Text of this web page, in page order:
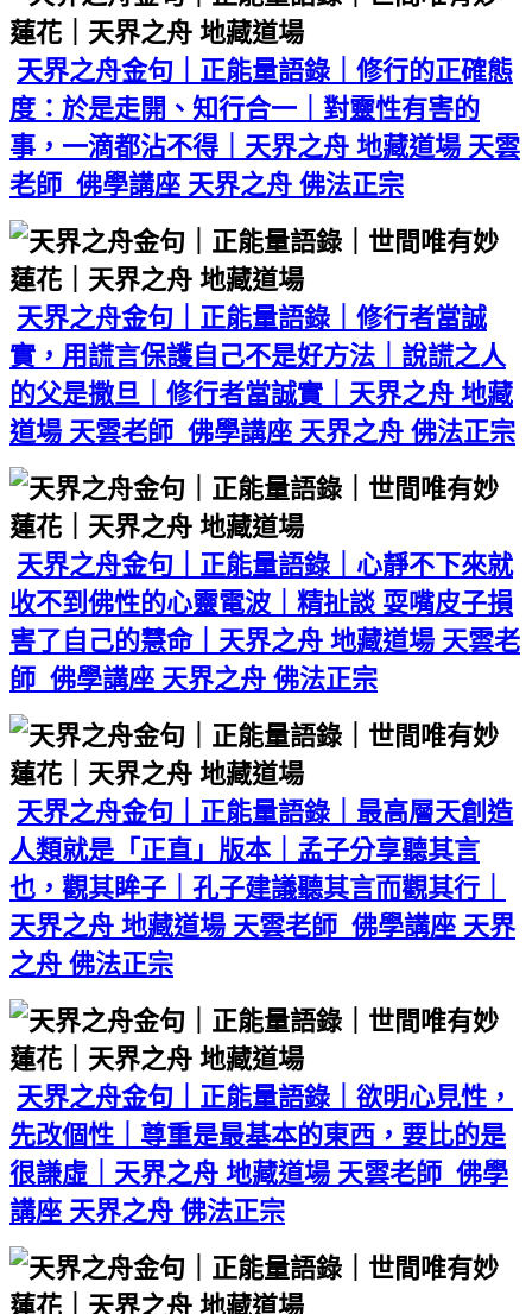
天界之舟金句｜正能量語錄｜修行的正確態
度：於是走開、知行合一｜對靈性有害的
事，一滴都沾不得｜天界之舟 地藏道場 天雲
老師 佛學講座 天界之舟 佛法正宗
天界之舟金句｜正能量語錄｜修行者當誠
實，用謊言保護自己不是好方法｜說謊之人
的父是撒旦｜修行者當誠實｜天界之舟 地藏
道場 天雲老師 佛學講座 天界之舟 佛法正宗
天界之舟金句｜正能量語錄｜心靜不下來就
收不到佛性的心靈電波｜精扯談 耍嘴皮子損
害了自己的慧命｜天界之舟 地藏道場 天雲老
師 佛學講座 天界之舟 佛法正宗
天界之舟金句｜正能量語錄｜最高層天創造
人類就是「正直」版本｜孟子分享聽其言
也，觀其眸子｜孔子建議聽其言而觀其行｜
天界之舟 地藏道場 天雲老師 佛學講座 天界
之舟 佛法正宗
天界之舟金句｜正能量語錄｜欲明心見性，
先改個性｜尊重是最基本的東西，要比的是
很謙虛｜天界之舟 地藏道場 天雲老師 佛學
講座 天界之舟 佛法正宗